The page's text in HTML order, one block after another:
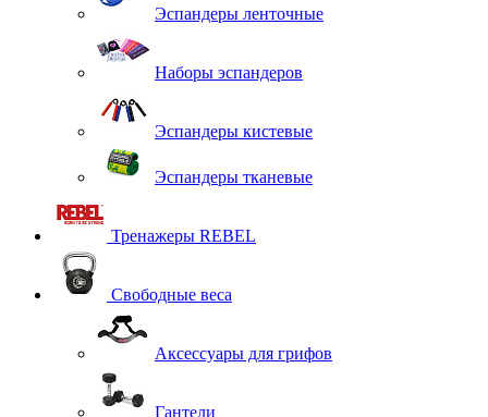
Эспандеры ленточные
Наборы эспандеров
Эспандеры кистевые
Эспандеры тканевые
Тренажеры REBEL
Свободные веса
Аксессуары для грифов
Гантели